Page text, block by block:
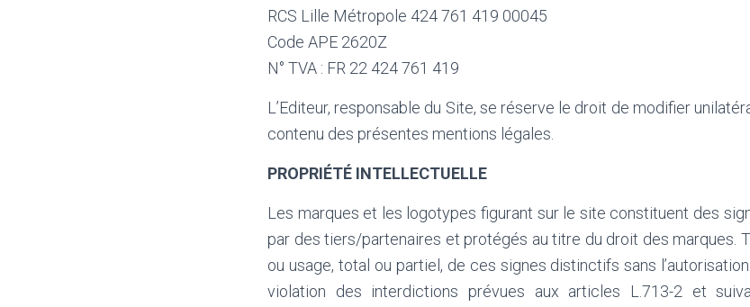
RCS Lille Métropole 424 761 419 00045
Code APE 2620Z
N° TVA : FR 22 424 761 419
L’Editeur, responsable du Site, se réserve le droit de modifier
contenu des présentes mentions légales.
PROPRIÉTÉ INTELLECTUELLE
Les marques et les logotypes figurant sur le site constituent des
par des tiers/partenaires et protégés au titre du droit des marques.
ou usage, total ou partiel, de ces signes distinctifs sans
violation des interdictions prévues aux articles L.713-2 et